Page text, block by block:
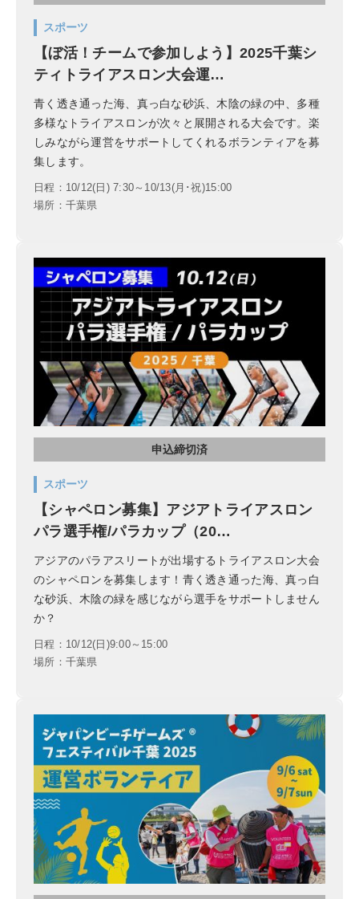
スポーツ
【ぼ活！チームで参加しよう】2025千葉シ
ティトライアスロン大会運…
青く透き通った海、真っ白な砂浜、木陰の緑の中、多種
多様なトライアスロンが次々と展開される大会です。楽
しみながら運営をサポートしてくれるボランティアを募
集します。
日程：10/12(日) 7:30～10/13(月･祝)15:00
場所：千葉県
申込締切済
スポーツ
【シャペロン募集】アジアトライアスロン
パラ選手権/パラカップ（20…
アジアのパラアスリートが出場するトライアスロン大会
のシャペロンを募集します！青く透き通った海、真っ白
な砂浜、木陰の緑を感じながら選手をサポートしません
か？
日程：10/12(日)9:00～15:00
場所：千葉県